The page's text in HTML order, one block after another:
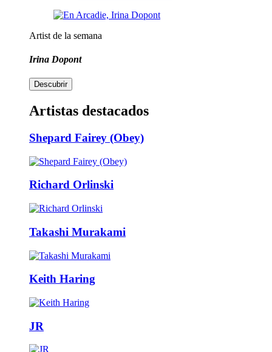
Artist de la semana
Irina Dopont
Descubrir
Artistas destacados
Shepard Fairey (Obey)
Richard Orlinski
Takashi Murakami
Keith Haring
JR